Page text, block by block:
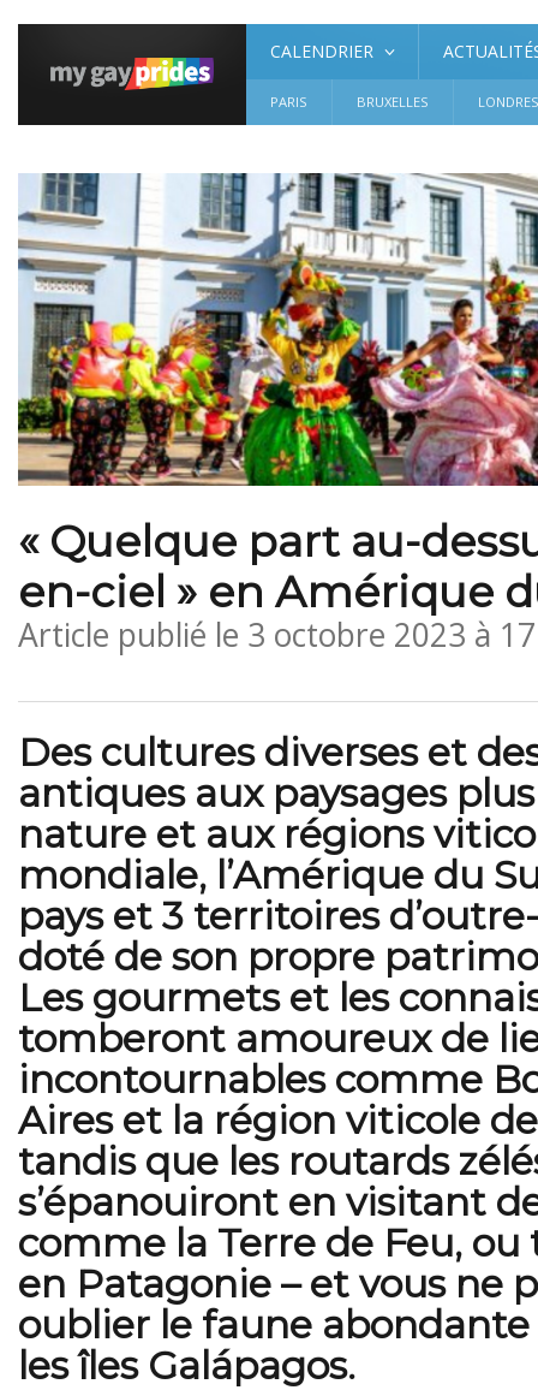
CALENDRIER
PARIS BRUXELLES LONDRES
« Quelque part au-
en-ciel » en Amérique
Article publié le 3 octobre 2023 à
Des cultures diverses et
antiques aux paysages
nature et aux régions
mondiale, l’Amérique du
pays et 3 territoires
doté de son propre
Les gourmets et les
tomberont amoureux de
incontournables comme
Aires et la région viticole
tandis que les routards
s’épanouiront en visitant
comme la Terre de Feu, ou
en Patagonie – et vous ne
oublier le faune
les îles Galápagos.